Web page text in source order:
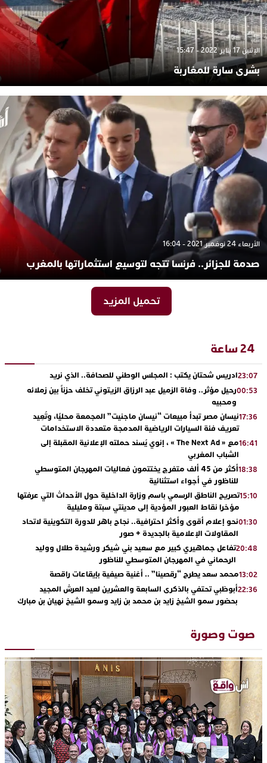
الإثنين 17 يناير 2022 - 15:47
بشرى سارة للمغاربة
الأربعاء 24 نوفمبر 2021 - 16:04
صدمة للجزائر.. فرنسا تتجه لتوسيع استثماراتها بالمغرب
تحميل المزيد
24 ساعة
23:07ادريس شحتان يكتب : المجلس الوطني للصحافة.. الذي نريد
00:53رحيل مؤثر.. وفاة الزميل عبد الرزاق الزيتوني تخلف حزناً بين زملائه
ومحبيه
17:36نيسان مصر تبدأ مبيعات “نيسان ماجنيت” المجمعة محليًا، وتُعِيد
تعريف فئة السيارات الرياضية المدمجة متعددة الاستخدامات
16:41
مع « The Next Ad » ، إنوي يُسند حملته الإعلانية المقبلة إلى
الشباب المغربي
18:38
أكثر من 45 ألف متفرج يختتمون فعاليات المهرجان المتوسطي
للناظور في أجواء استثنائية
15:10تصريح الناطق الرسمي باسم وزارة الداخلية حول الأحداث التي عرفتها
مؤخرا نقاط العبور المؤدية إلى مدينتي سبتة ومليلية
01:30نحو إعلام أقوى وأكثر احترافية.. نجاح باهر للدورة التكوينية لاتحاد
المقاولات الإعلامية بالجديدة + صور
20:48تفاعل جماهيري كبير مع سعيد بني شيكر ورشيدة طلال ووليد
الرحماني في المهرجان المتوسطي للناظور
13:02محمد سعد يطرح “رقصينا” .. أغنية صيفية بإيقاعات راقصة
22:36أبوظبي تحتفي بالذكرى السابعة والعشرين لعيد العرش المجيد
بحضور سمو الشيخ زايد بن محمد بن زايد وسمو الشيخ نهيان بن مبارك
“كوفرة فالغيس”
19:11يقظة أمنية تنهي كابوس الفتاة القاصر: كواليس مثيرة لعملية تحرير
17:27 اتحاد المقاولات الإعلامية يقود قاطرة التكوين بالجديدة ويستضيف
الإعلامي سعيد بلفقير في دورة استثنائية
23:18ترسيخا لثقافة ترشيد الموارد المائية.. اختتام فعاليات النسخة الثانية
من “القرية الذكية للماء” بمركز الاصطياف ببوزنيقة
صوت وصورة